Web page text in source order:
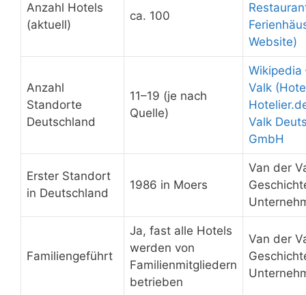
Anzahl Hotels
(aktuell)
ca. 100
Website)
Anzahl
Standorte
Deutschland
11–19 (je nach
Quelle)
Wikipedia
Valk
Valk
GmbH
Erster Standort
in Deutschland
1986 in Moers
Van der
Familiengeführt
Ja, fast alle Hotels
werden von
Familienmitgliedern
betrieben
Van der